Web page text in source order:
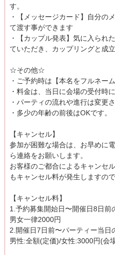
す。
・【メッセージカード】自分の
て渡す事ができます
・【カップル発表】気に入られ
ていただき、カップリングと成立
☆その他☆
・ご予約時は【本名をフルネー
・料金は、当日に会場の受付時
・パーティの流れや進行は変更
・多少の年齢の前後はOKです。
【キャンセル】
参加が困難な場合は、お早めに
ら連絡をお願いします。
お客様のご都合によるキャンセ
もキャンセル料が発生しますの
【キャンセル料】
1.予約募集開始日〜開催日8日前
男女一律2000円
2.開催日7日前〜パーティー当日
男性:全額(定価)/女性:3000円(会